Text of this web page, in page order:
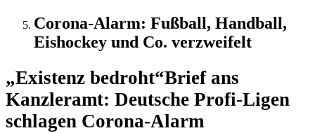
Corona-Alarm: Fußball, Handball,
Eishockey und Co. verzweifelt
„Existenz bedroht“Brief ans
Kanzleramt: Deutsche Profi-Ligen
schlagen Corona-Alarm